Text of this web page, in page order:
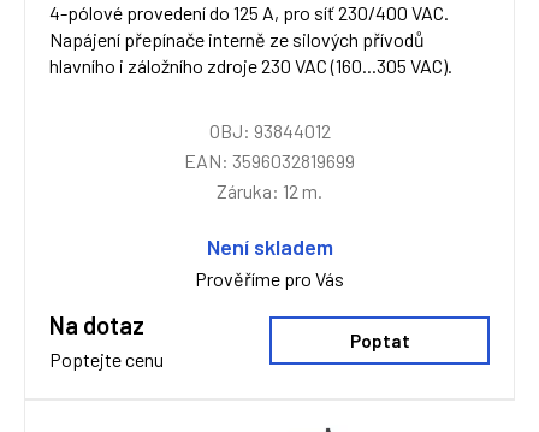
4-pólové provedení do 125 A, pro síť 230/400 VAC.
Napájení přepínače interně ze silových přívodů
hlavního i záložního zdroje 230 VAC (160...305 VAC).
OBJ: 93844012
EAN: 3596032819699
Záruka: 12 m.
Není skladem
Prověříme pro Vás
Na dotaz
Poptejte cenu
Poptat